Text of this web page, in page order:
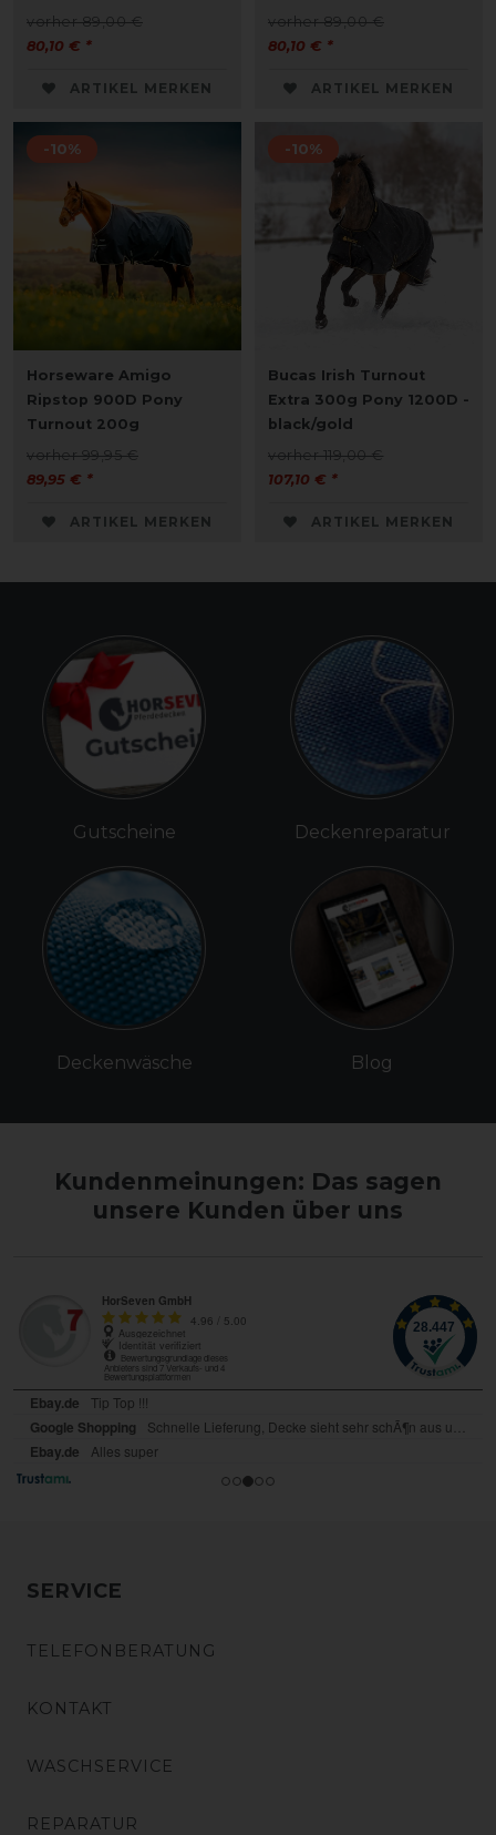
vorher 89,00 €
80,10 € *
ARTIKEL MERKEN
vorher 89,00 €
80,10 € *
ARTIKEL MERKEN
-10%
Horseware Amigo
Ripstop 900D Pony
Turnout 200g
vorher 99,95 €
89,95 € *
ARTIKEL MERKEN
-10%
Bucas Irish Turnout
Extra 300g Pony 1200D -
black/gold
vorher 119,00 €
107,10 € *
ARTIKEL MERKEN
Gutscheine
Deckenwäsche
Deckenreparatur
Blog
Kundenmeinungen: Das sagen
unsere Kunden über uns
SERVICE
TELEFONBERATUNG
KONTAKT
WASCHSERVICE
REPARATUR